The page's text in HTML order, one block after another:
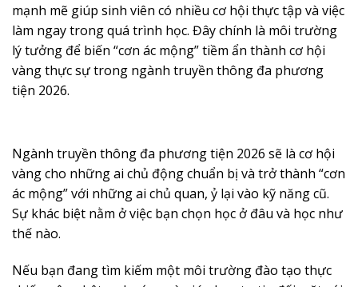
mạnh mẽ giúp sinh viên có nhiều cơ hội thực tập và việc
làm ngay trong quá trình học. Đây chính là môi trường
lý tưởng để biến “cơn ác mộng” tiềm ẩn thành cơ hội
vàng thực sự trong ngành truyền thông đa phương
tiện 2026.
Ngành truyền thông đa phương tiện 2026 sẽ là cơ hội
vàng cho những ai chủ động chuẩn bị và trở thành “cơn
ác mộng” với những ai chủ quan, ỷ lại vào kỹ năng cũ.
Sự khác biệt nằm ở việc bạn chọn học ở đâu và học như
thế nào.
Nếu bạn đang tìm kiếm một môi trường đào tạo thực